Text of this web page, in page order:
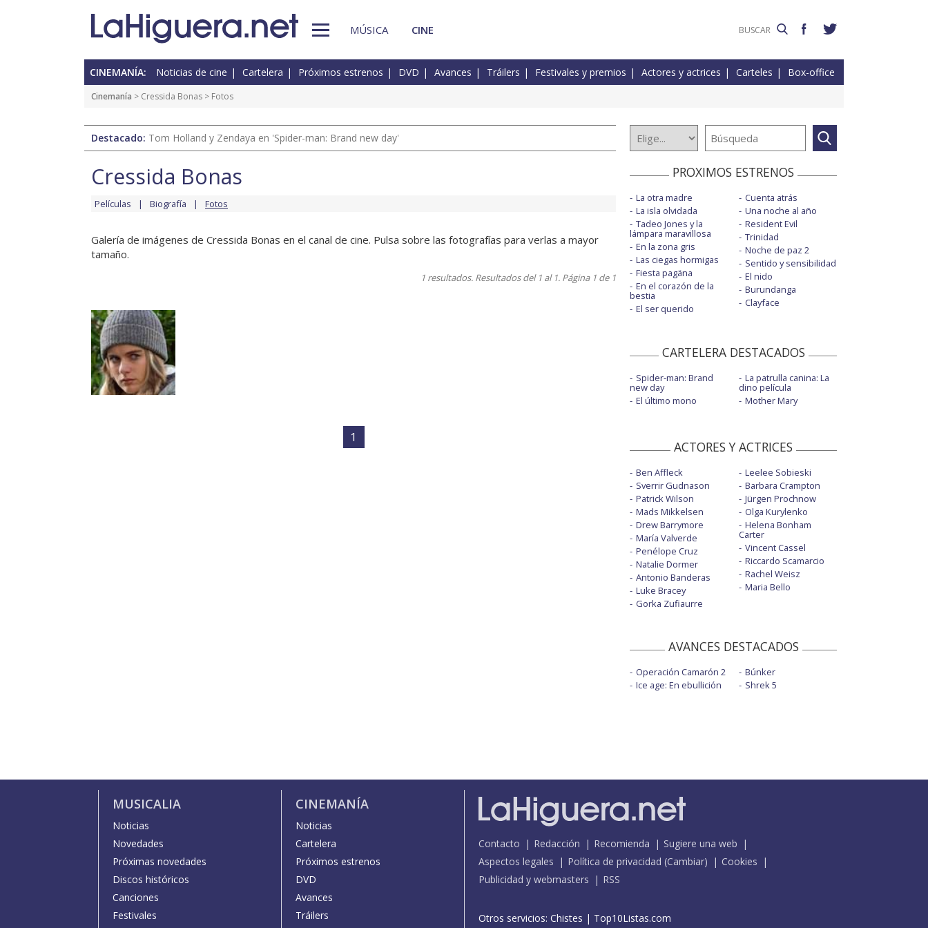
MÚSICA CINE
CINEMANÍA: Noticias de cine Cartelera Próximos estrenos DVD Avances Tráilers Festivales y premios Actores y actrices Carteles Box-office
Cinemanía > Cressida Bonas > Fotos
Destacado: Tom Holland y Zendaya en 'Spider-man: Brand new day'
Cressida Bonas
Películas Biografía Fotos
Galería de imágenes de Cressida Bonas en el canal de cine. Pulsa sobre las fotografías para verlas a mayor
tamaño.
1 resultados. Resultados del 1 al 1. Página 1 de 1
1
PROXIMOS ESTRENOS
La otra madre
La isla olvidada
Tadeo Jones y la
lámpara maravillosa
En la zona gris
Las ciegas hormigas
Fiesta pagäna
En el corazón de la
bestia
El ser querido
Cuenta atrás
Una noche al año
Resident Evil
Trinidad
Noche de paz 2
Sentido y sensibilidad
El nido
Burundanga
Clayface
CARTELERA DESTACADOS
Spider-man: Brand
new day
El último mono
La patrulla canina: La
dino película
Mother Mary
ACTORES Y ACTRICES
Ben Affleck
Sverrir Gudnason
Patrick Wilson
Mads Mikkelsen
Drew Barrymore
María Valverde
Penélope Cruz
Natalie Dormer
Antonio Banderas
Luke Bracey
Gorka Zufiaurre
Leelee Sobieski
Barbara Crampton
Jürgen Prochnow
Olga Kurylenko
Helena Bonham
Carter
Vincent Cassel
Riccardo Scamarcio
Rachel Weisz
Maria Bello
AVANCES DESTACADOS
Operación Camarón 2
Ice age: En ebullición
Búnker
Shrek 5
MUSICALIA
Noticias
Novedades
Próximas novedades
Discos históricos
Canciones
Festivales
CINEMANÍA
Noticias
Cartelera
Próximos estrenos
DVD
Avances
Tráilers
Contacto Redacción Recomienda
Sugiere una web
Aspectos legales
Política de privacidad (Cambiar)
Cookies
Publicidad y webmasters
RSS
Otros servicios: Chistes | Top10Listas.com